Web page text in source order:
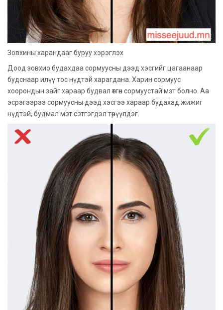
Зовхины харандааг буруу хэрэглэх
Доод зовхио будахдаа сормуусны дээд хэсгийг цагаанаар
будснаар илүү тос нүдтэй харагдана. Харин сормуус
хоорондын зайг хараар будвал өтгөн сормуустай мэт болно. Аа
эсрэгээрээ сормуусны дээд хэсгээ хараар будахад жижиг
нүдтэй, будмал мэт сэтгэгдэл төрүүлдэг.